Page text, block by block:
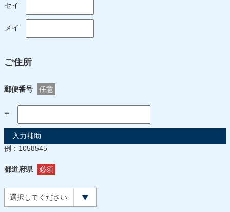
セイ
メイ
ご住所
郵便番号 任意
〒
入力補助
例：1058545
都道府県 必須